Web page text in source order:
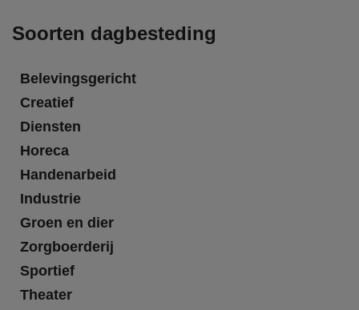
Soorten dagbesteding
Belevingsgericht
Creatief
Diensten
Horeca
Handenarbeid
Industrie
Groen en dier
Zorgboerderij
Sportief
Theater